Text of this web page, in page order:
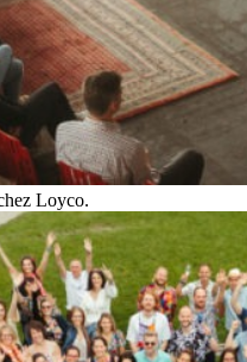
Loyco.